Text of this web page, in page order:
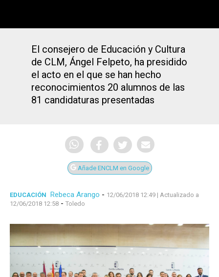
El consejero de Educación y Cultura
de CLM, Ángel Felpeto, ha presidido
el acto en el que se han hecho
reconocimientos 20 alumnos de las
81 candidaturas presentadas
Añade ENCLM en Google
EDUCACIÓN Rebeca Arango - 12/06/2018 12:49 | Actualizado a
12/06/2018 12:58 - Toledo